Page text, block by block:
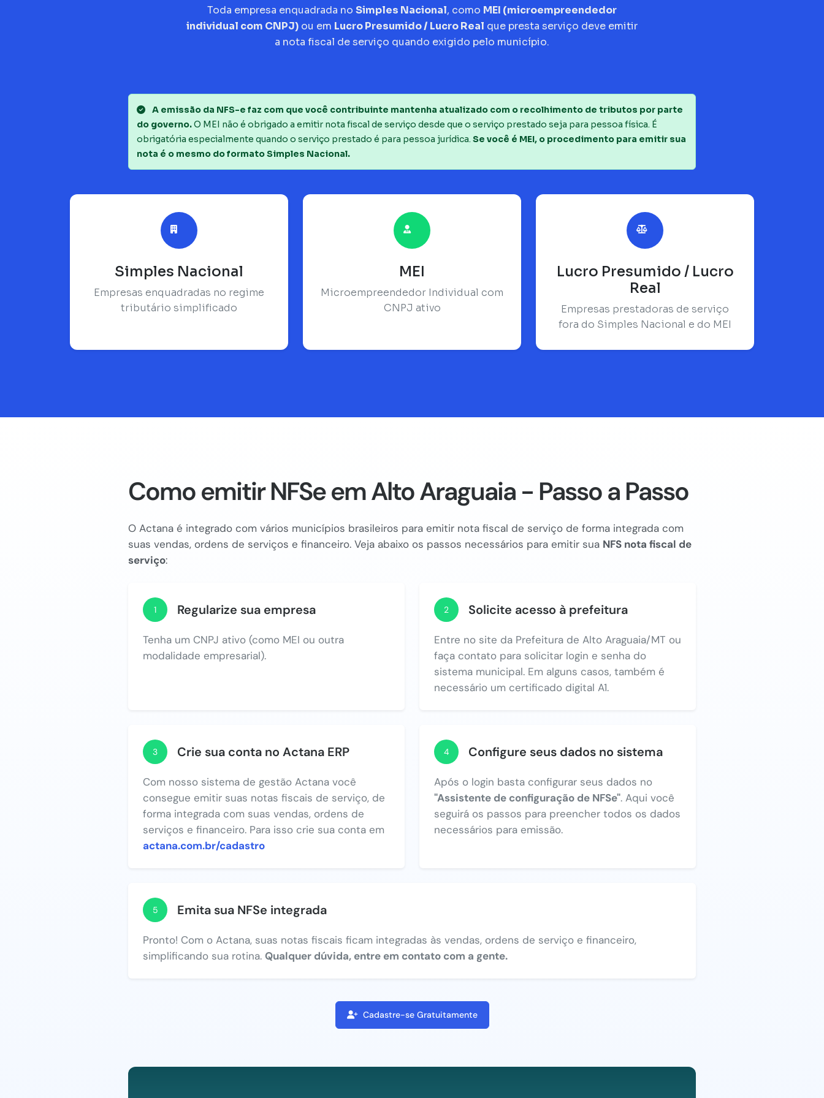
Toda empresa enquadrada no Simples Nacional, como MEI (microempreendedor
individual com CNPJ) ou em Lucro Presumido / Lucro Real que presta serviço deve emitir
a nota fiscal de serviço quando exigido pelo município.
A emissão da NFS-e faz com que você contribuinte mantenha atualizado com o recolhimento de tributos por parte
do governo.O MEI não é obrigado a emitir nota fiscal de serviço desde que o serviço prestado seja para pessoa física. É
obrigatória especialmente quando o serviço prestado é para pessoa jurídica. Se você é MEI, o procedimento para emitir sua
nota é o mesmo do formato Simples Nacional.
Simples Nacional
Empresas enquadradas no regime
tributário simplificado
MEI
Microempreendedor Individual com
CNPJ ativo
Lucro Presumido / Lucro
Real
Empresas prestadoras de serviço
fora do Simples Nacional e do MEI
Como emitir NFSe em Alto Araguaia - Passo a Passo
O Actana é integrado com vários municípios brasileiros para emitir nota fiscal de serviço de forma integrada com
suas vendas, ordens de serviços e financeiro. Veja abaixo os passos necessários para emitir sua NFS nota fiscal de
serviço:
1 Regularize sua empresa
Tenha um CNPJ ativo (como MEI ou outra
modalidade empresarial).
2 Solicite acesso à prefeitura
Entre no site da Prefeitura de Alto Araguaia/MT ou
faça contato para solicitar login e senha do
sistema municipal. Em alguns casos, também é
necessário um certificado digital A1.
3 Crie sua conta no Actana ERP
Com nosso sistema de gestão Actana você
consegue emitir suas notas fiscais de serviço, de
forma integrada com suas vendas, ordens de
serviços e financeiro. Para isso crie sua conta em
actana.com.br/cadastro
4 Configure seus dados no sistema
Após o login basta configurar seus dados no
"Assistente de configuração de NFSe". Aqui você
seguirá os passos para preencher todos os dados
necessários para emissão.
5 Emita sua NFSe integrada
Pronto! Com o Actana, suas notas fiscais ficam integradas às vendas, ordens de serviço e financeiro,
simplificando sua rotina. Qualquer dúvida, entre em contato com a gente.
Cadastre-se Gratuitamente